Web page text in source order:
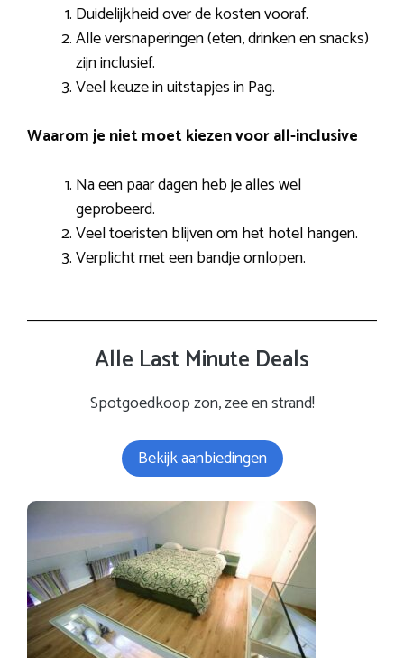
Duidelijkheid over de kosten vooraf.
Alle versnaperingen (eten, drinken en snacks)
zijn inclusief.
Veel keuze in uitstapjes in Pag.
Waarom je niet moet kiezen voor all-inclusive
Na een paar dagen heb je alles wel
geprobeerd.
Veel toeristen blijven om het hotel hangen.
Verplicht met een bandje omlopen.
Alle Last Minute Deals
Spotgoedkoop zon, zee en strand!
Bekijk aanbiedingen